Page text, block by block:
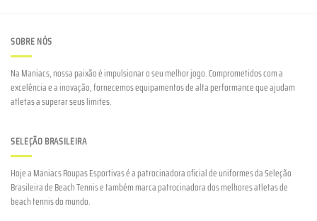
SOBRE NÓS
Na Maniacs, nossa paixão é impulsionar o seu melhor jogo. Comprometidos com a
excelência e a inovação, fornecemos equipamentos de alta performance que ajudam
atletas a superar seus limites.
SELEÇÃO BRASILEIRA
Hoje a Maniacs Roupas Esportivas é a patrocinadora oficial de uniformes da Seleção
Brasileira de Beach Tennis e também marca patrocinadora dos melhores atletas de
beach tennis do mundo.